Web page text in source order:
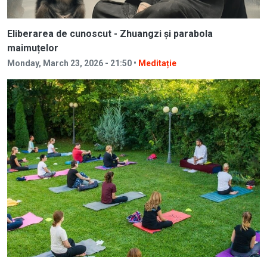
Eliberarea de cunoscut - Zhuangzi și parabola
maimuțelor
Monday, March 23, 2026 - 21:50 • Meditație
Image